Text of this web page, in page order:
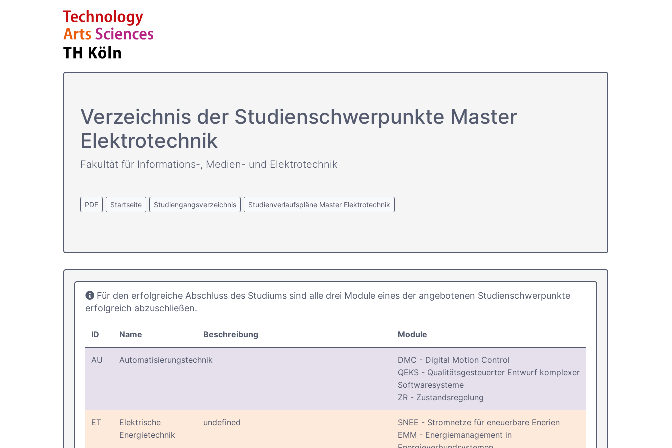
Verzeichnis der Studienschwerpunkte Master
Elektrotechnik
Fakultät für Informations-, Medien- und Elektrotechnik
PDF Startseite Studiengangsverzeichnis Studienverlaufspläne Master Elektrotechnik
Für den erfolgreiche Abschluss des Studiums sind alle drei Module eines der angebotenen Studienschwerpunkte
erfolgreich abzuschließen.
ID Name Beschreibung Module
AU Automatisierungstechnik
DMC - Digital Motion Control
QEKS - Qualitätsgesteuerter Entwurf komplexer
Softwaresysteme
ZR - Zustandsregelung
ET
Elektrische
Energietechnik
undefined
SNEE - Stromnetze für eneuerbare Enerien
EMM - Energiemanagement in